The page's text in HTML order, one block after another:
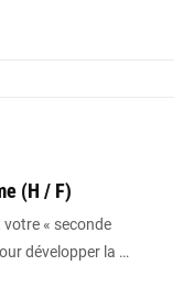
(H / F)
votre « seconde
développer la …